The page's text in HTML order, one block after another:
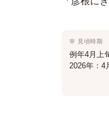
🌸 見頃時期
例年4月上
2026年：4